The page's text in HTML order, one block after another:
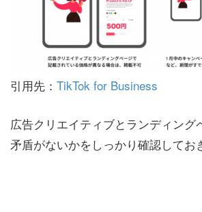
引用先： TikTok for Business
広告クリエイティブとランディング
矛盾がないかをしっかり確認してお